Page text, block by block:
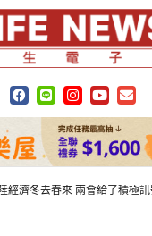
經濟冬去春來 兩會給了積極